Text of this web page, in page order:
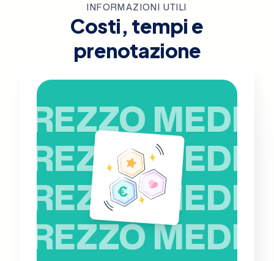
INFORMAZIONI UTILI
Costi, tempi e
prenotazione
PREZZO MEDIO
PREZZO MEDIO
PREZZO MEDIO
PREZZO MEDIO